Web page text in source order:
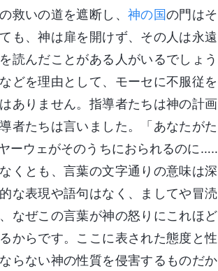
救いの道を遮断し、 神の国の門は
も、神は扉を開けず、その人は永
読んだことがある人がいるでしょ
どを理由として、モーセに不服従
ありません。指導者たちは神の計
者たちは言いました。「あなたが
ーウェがそのうちにおられるのに
くとも、言葉の文字通りの意味は
な表現や語句はなく、ましてや冒
なぜこの言葉が神の怒りにこれほ
からです。ここに表された態度と
らない神の性質を侵害するものだ